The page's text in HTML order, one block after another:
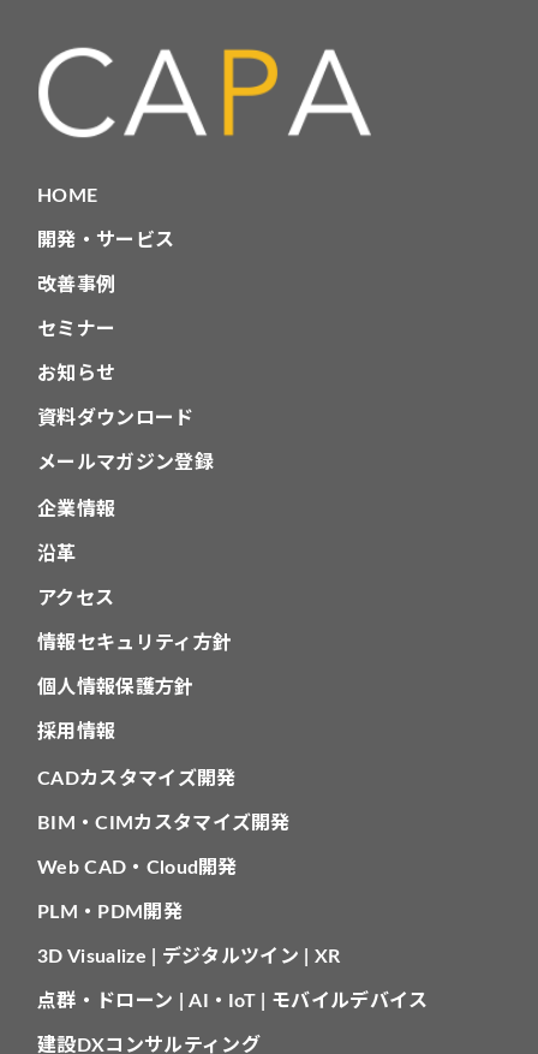
ー
シ
ンHOME
開発・サービス
改善事例
セミナー
お知らせ
資料ダウンロード
メールマガジン登録
企業情報
沿革
アクセス
情報セキュリティ方針
個人情報保護方針
採用情報
CADカスタマイズ開発
BIM・CIMカスタマイズ開発
Web CAD・Cloud開発
PLM・PDM開発
3D Visualize | デジタルツイン | XR
点群・ドローン | AI・IoT | モバイルデバイス
建設DXコンサルティング